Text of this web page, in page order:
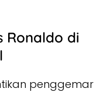
Ronaldo di
penggemar